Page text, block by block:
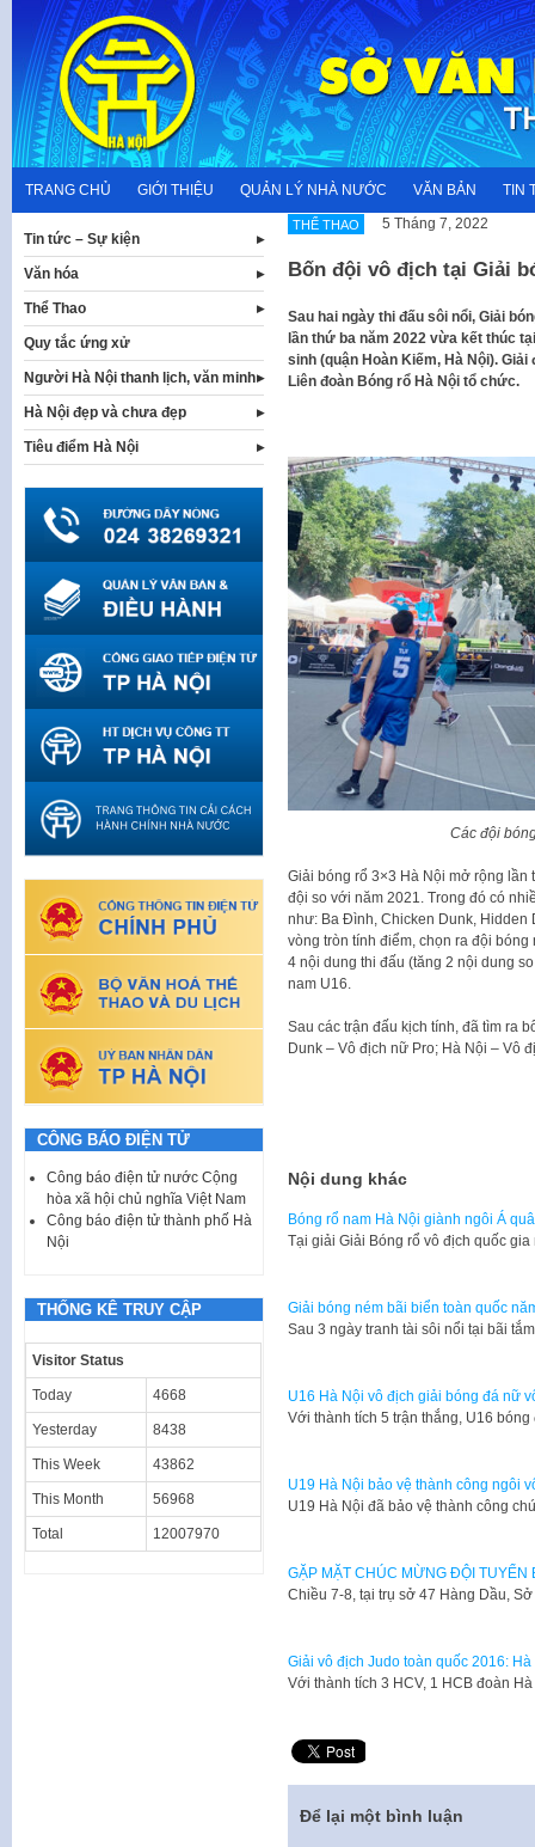
content
TRANG CHỦ GIỚI THIỆU QUẢN LÝ NHÀ NƯỚC VĂN BẢN TIN
THỂ THAO 5 Tháng 7, 2022
Bốn đội vô địch tại Giải
Sau hai ngày thi đấu sôi nổi, Giải
lần thứ ba năm 2022 vừa kết thúc
sinh (quận Hoàn Kiếm, Hà Nội).
Liên đoàn Bóng rổ Hà Nội tổ chức.
Các đội
Giải bóng rổ 3×3 Hà Nội mở rộng
đội so với năm 2021. Trong đó có
như: Ba Đình, Chicken Dunk,
vòng tròn tính điểm, chọn ra đội
4 nội dung thi đấu (tăng 2 nội dung
nam U16.
Sau các trận đấu kịch tính, đã tìm ra
Dunk – Vô địch nữ Pro; Hà Nội – Vô
Nội dung khác
Bóng rổ nam Hà Nội giành ngôi Á
Tại giải Giải Bóng rổ vô địch quốc
Giải bóng ném bãi biển toàn quốc
Sau 3 ngày tranh tài sôi nổi tại bãi
U16 Hà Nội vô địch giải bóng đá nữ
Với thành tích 5 trận thắng, U16
U19 Hà Nội bảo vệ thành công ngôi
U19 Hà Nội đã bảo vệ thành công
GẶP MẶT CHÚC MỪNG ĐỘI
​Chiều 7-8, tại trụ sở 47 Hàng Dầu,
Giải vô địch Judo toàn quốc 2016:
Với thành tích 3 HCV, 1 HCB đoàn
Để lại một bình luận
Tin tức – Sự kiện
Văn hóa
Thể Thao
Quy tắc ứng xử
Người Hà Nội thanh lịch, văn minh
Hà Nội đẹp và chưa đẹp
Tiêu điểm Hà Nội
CÔNG BÁO ĐIỆN TỬ
Công báo điện tử nước Cộng
hòa xã hội chủ nghĩa Việt Nam
Công báo điện tử thành phố Hà
Nội
THỐNG KÊ TRUY CẬP
Visitor Status
Today 4668
Yesterday 8438
This Week 43862
This Month 56968
Total 12007970